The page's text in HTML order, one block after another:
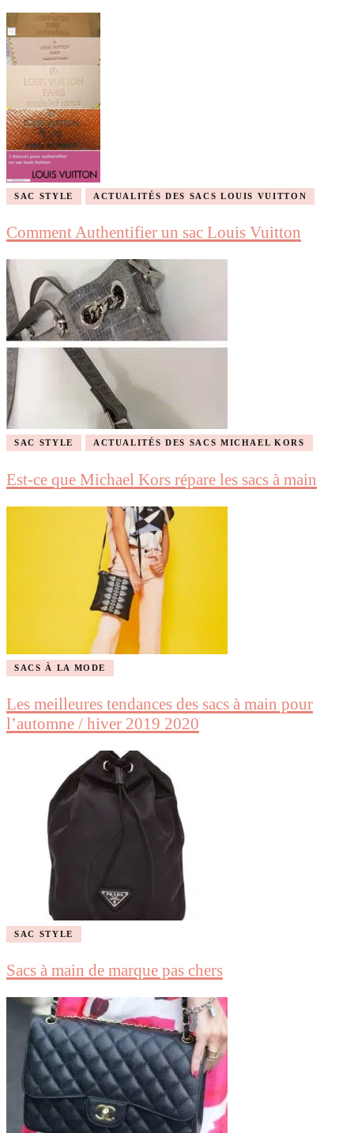
SAC STYLE ACTUALITÉS DES SACS LOUIS VUITTON
Comment Authentifier un sac Louis Vuitton
SAC STYLE ACTUALITÉS DES SACS MICHAEL KORS
Est-ce que Michael Kors répare les sacs à main
SACS À LA MODE
Les meilleures tendances des sacs à main pour
l’automne / hiver 2019 2020
SAC STYLE
Sacs à main de marque pas chers